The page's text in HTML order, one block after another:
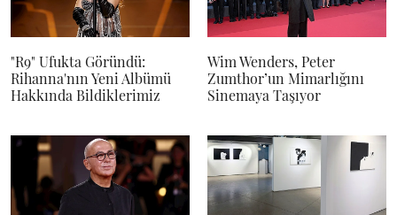
"R9" Ufukta Göründü:
Rihanna'nın Yeni Albümü
Hakkında Bildiklerimiz
Wim Wenders, Peter
Zumthor’un Mimarlığını
Sinemaya Taşıyor